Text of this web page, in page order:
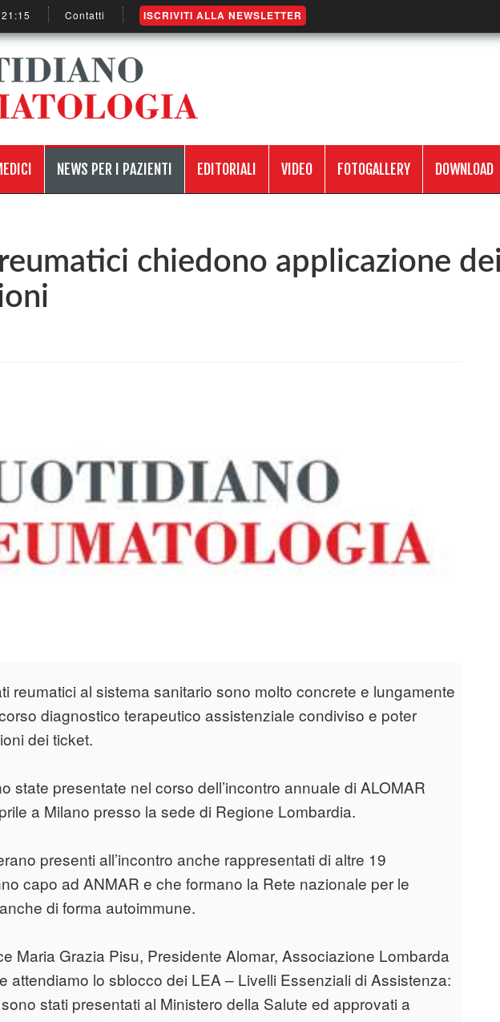
Contatti ISCRIVITI ALLA NEWSLETTER
NEWS PER I PAZIENTI EDITORIALI VIDEO FOTOGALLERY DOWNLOAD
chiedono applicazione
reumatici al sistema sanitario sono molto concrete e lungamente
diagnostico terapeutico assistenziale condiviso e poter
dei ticket.
state presentate nel corso dell’incontro annuale di ALOMAR
a Milano presso la sede di Regione Lombardia.
presenti all’incontro anche rappresentati di altre 19
capo ad ANMAR e che formano la Rete nazionale per le
di forma autoimmune.
Maria Grazia Pisu, Presidente Alomar, Associazione Lombarda
attendiamo lo sblocco dei LEA – Livelli Essenziali di Assistenza:
stati presentati al Ministero della Salute ed approvati a